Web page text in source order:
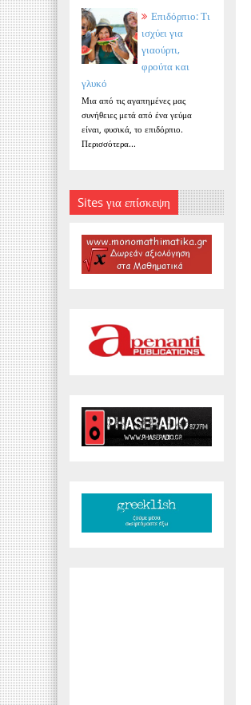
Επιδόρπιο: Τι
ισχύει για
γιαούρτι,
φρούτα και
γλυκό
Μια από τις αγαπημένες μας
συνήθειες μετά από ένα γεύμα
είναι, φυσικά, το επιδόρπιο.
Περισσότερα...
Sites για επίσκεψη